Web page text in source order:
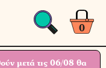
0
μετά τις 06/08 θα